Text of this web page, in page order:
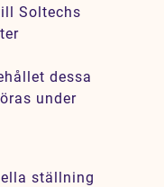
Soltechs
dessa
under
ställning